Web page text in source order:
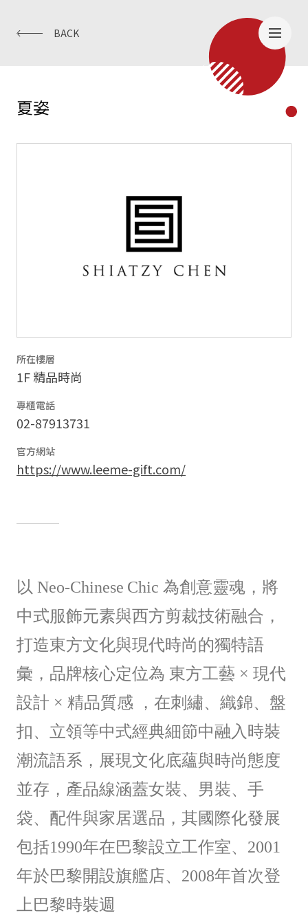
BACK
夏姿
所在樓層
1F 精品時尚
專櫃電話
02-87913731
官方網站
https://www.leeme-gift.com/
以 Neo‑Chinese Chic 為創意靈魂，將
中式服飾元素與西方剪裁技術融合，
打造東方文化與現代時尚的獨特語
彙， 品牌核心定位為 東方工藝 × 現代
設計 × 精品質感 ，在刺繡、織錦、盤
扣、立領等中式經典細節中融入時裝
潮流語系，展現文化底蘊與時尚態度
並存， 產品線涵蓋女裝、男裝、手
袋、配件與家居選品，其國際化發展
包括1990年在巴黎設立工作室、2001
年於巴黎開設旗艦店、2008年首次登
上巴黎時裝週